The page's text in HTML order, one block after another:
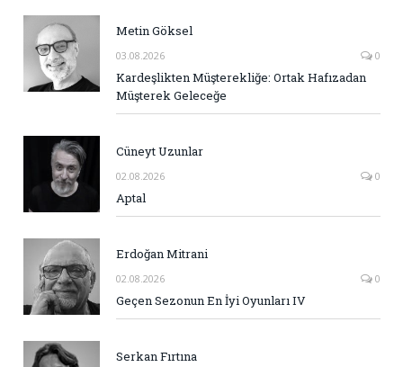
Metin Göksel
03.08.2026 0
Kardeşlikten Müşterekliğe: Ortak Hafızadan
Müşterek Geleceğe
Cüneyt Uzunlar
02.08.2026 0
Aptal
Erdoğan Mitrani
02.08.2026 0
Geçen Sezonun En İyi Oyunları IV
Serkan Fırtına